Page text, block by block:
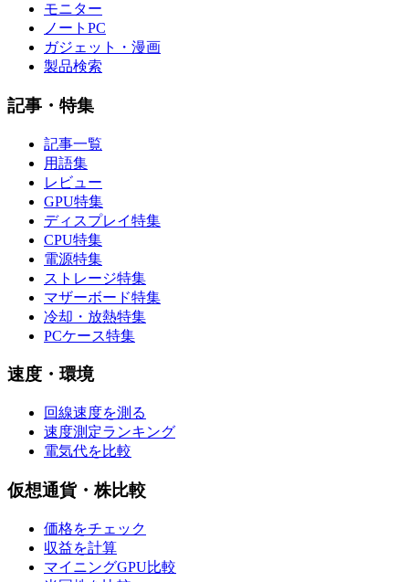
モニター
ノートPC
ガジェット・漫画
製品検索
記事・特集
記事一覧
用語集
レビュー
GPU特集
ディスプレイ特集
CPU特集
電源特集
ストレージ特集
マザーボード特集
冷却・放熱特集
PCケース特集
速度・環境
回線速度を測る
速度測定ランキング
電気代を比較
仮想通貨・株比較
価格をチェック
収益を計算
マイニングGPU比較